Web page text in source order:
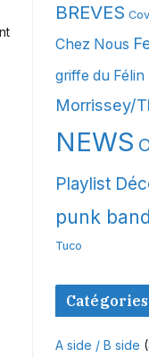
e
s
BREVES
Chez Nous
griffe du Félin
Morrissey/
NEWS
Playlist
punk
Tuco
Catégories
A side / B side